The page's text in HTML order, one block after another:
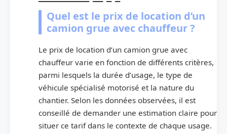
Quel est le prix de location d’un
camion grue avec chauffeur ?
Le prix de location d’un camion grue avec
chauffeur varie en fonction de différents critères,
parmi lesquels la durée d’usage, le type de
véhicule spécialisé motorisé et la nature du
chantier. Selon les données observées, il est
conseillé de demander une estimation claire pour
situer ce tarif dans le contexte de chaque usage.